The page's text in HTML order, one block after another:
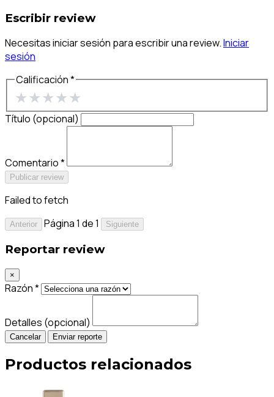
Escribir review
Necesitas iniciar sesión para escribir una review.Iniciar
sesión
Calificación *
★★★★★
Título (opcional)
Comentario *
Publicar review
Failed to fetch
Anterior Página 1 de 1 Siguiente
Reportar review
×
Razón *
Detalles (opcional)
Cancelar Enviar reporte
Productos relacionados